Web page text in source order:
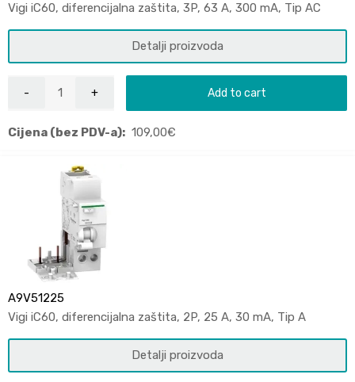
Vigi iC60, diferencijalna zaštita, 3P, 63 A, 300 mA, Tip AC
Detalji proizvoda
Add to cart
Cijena (bez PDV-a): 109,00€
A9V51225
Vigi iC60, diferencijalna zaštita, 2P, 25 A, 30 mA, Tip A
Detalji proizvoda